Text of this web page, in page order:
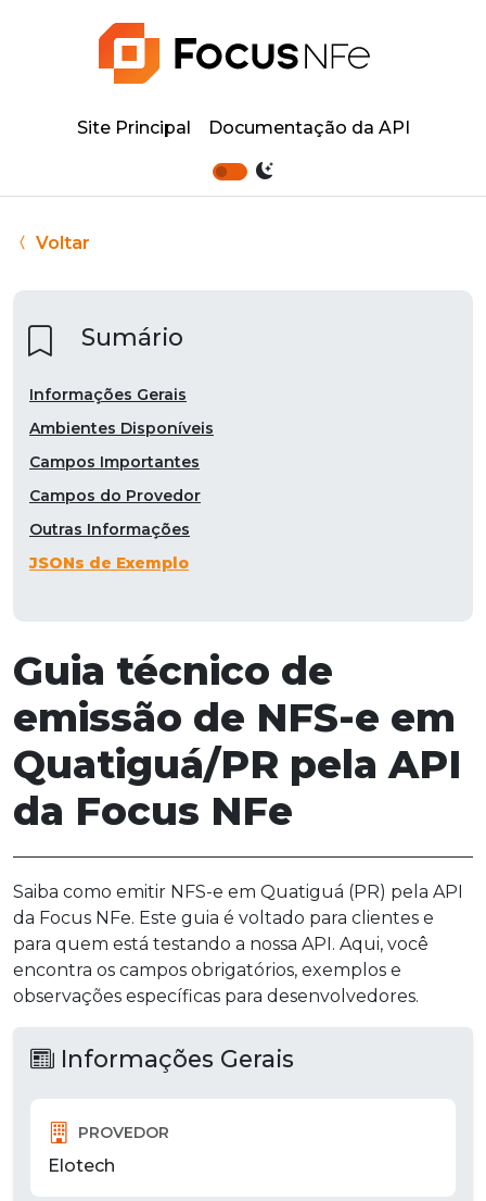
Site Principal Documentação da API
Voltar
Guia técnico de
emissão de NFS-e em
Quatiguá/PR pela API
da Focus NFe
Saiba como emitir NFS-e em Quatiguá (PR) pela API
da Focus NFe. Este guia é voltado para clientes e
para quem está testando a nossa API. Aqui, você
encontra os campos obrigatórios, exemplos e
observações específicas para desenvolvedores.
Informações Gerais
PROVEDOR
Elotech
Sumário
Informações Gerais
Ambientes Disponíveis
Campos Importantes
Campos do Provedor
Outras Informações
JSONs de Exemplo